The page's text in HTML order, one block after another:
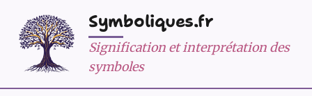
Symboliques.fr
Signification et interprétation des
symboles